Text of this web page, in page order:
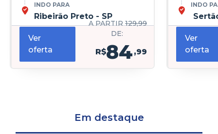
INDO PARA
Ribeirão Preto - SP
Ver
oferta
A PARTIR
DE:
129,99
R$84 ,99
INDO
Ver
oferta
Em destaque